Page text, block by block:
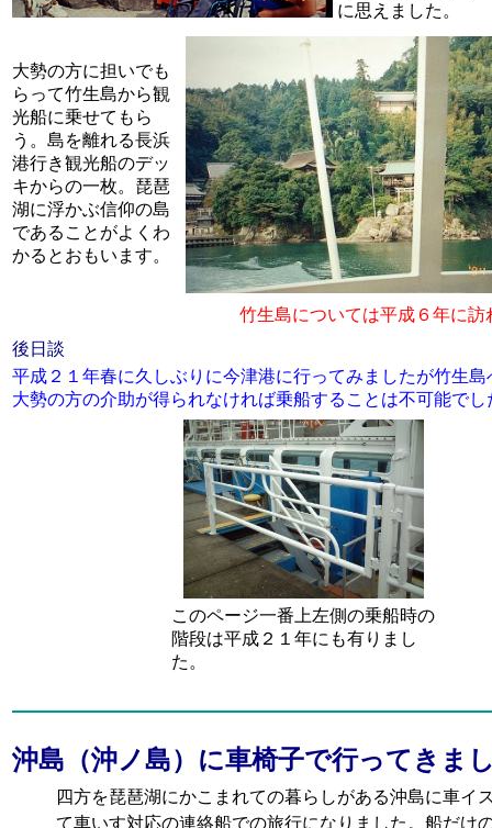
に思えました。
大勢の方に担いでも
らって竹生島から観
光船に乗せてもら
う。島を離れる長浜
港行き観光船のデッ
キからの一枚。琵琶
湖に浮かぶ信仰の島
であることがよくわ
かるとおもいます。
竹生島については平成６年に
後日談
平成２１年春に久しぶりに今津港に行ってみましたが竹生
大勢の方の介助が得られなければ乗船することは不可能でし
このページ一番上左側の乗船時の
階段は平成２１年にも有りまし
た。
沖島（沖ノ島）に車椅子で行ってきま
四方を琵琶湖にかこまれての暮らしがある沖島に車
て車いす対応の連絡船での旅行になりました。船だけ